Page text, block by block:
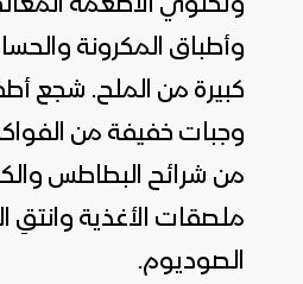
وأطباق المكرونة
كبيرة من الملح. شجع
وجبات خفيفة من
من شرائح البطاطس
ملصقات الأغذية
الصوديوم.